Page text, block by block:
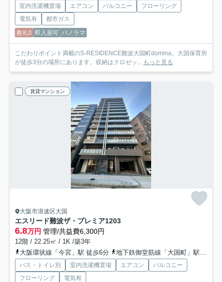
室内洗濯機置場 エアコン バルコニー
フローリング
電気有
都市ガス
敷礼0 即入居可 パノラマ
こだわりポイント満載のS-RESIDENCE難波大国町domina。大国保育所
が徒歩3分の場所にあります。収納はクロゼッ...
もっと見る
賃貸マンション
大阪市浪速区大国
エスリード難波ザ・プレミア1203
6.8万円 管理/共益費6,300円
12階 / 22.25㎡ / 1K /築3年
大阪環状線「今宮」駅 徒歩6分
地下鉄御堂筋線「大国町」駅 徒歩6分
バス・トイレ別 室内洗濯機置場 エアコン
バルコニー
フローリング
電気有